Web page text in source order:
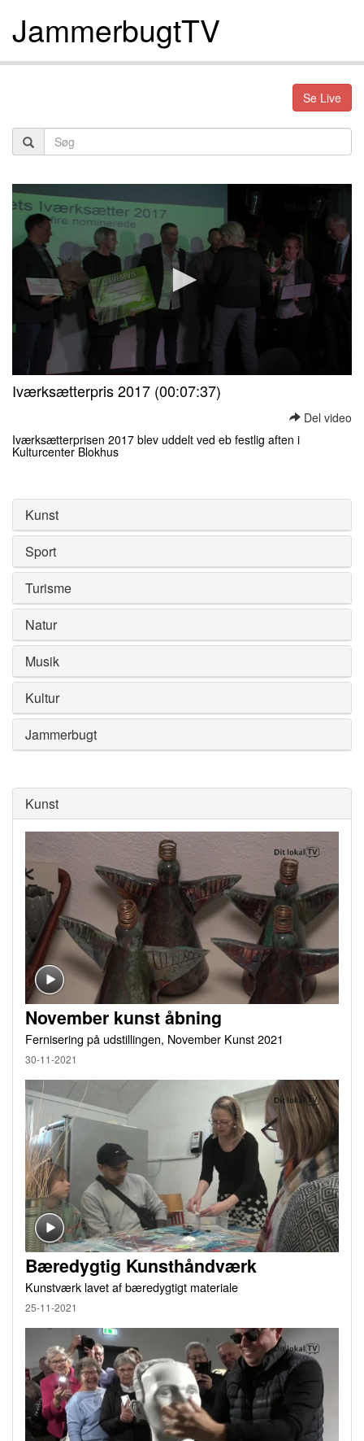
JammerbugtTV
Se Live
seconds
seconds
Iværksætterpris 2017 (00:07:37)
Del video
Iværksætterprisen 2017 blev uddelt ved eb festlig aften i
Kulturcenter Blokhus
of
seconds
Kunst
Sport
Turisme
Natur
Musik
Kultur
Jammerbugt
Kunst
November kunst åbning
Fernisering på udstillingen, November Kunst 2021
30-11-2021
Bæredygtig Kunsthåndværk
Kunstværk lavet af bæredygtigt materiale
25-11-2021